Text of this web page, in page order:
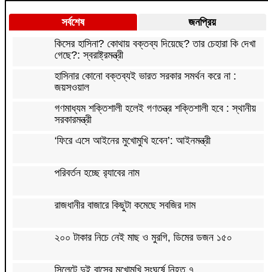
সর্বশেষ
জনপ্রিয়
কিসের হাসিনা? কোথায় বক্তব্য দিয়েছে? তার চেহারা কি দেখা
গেছে?: স্বরাষ্ট্রমন্ত্রী
হাসিনার কোনো বক্তব্যই ভারত সরকার সমর্থন করে না :
জয়সওয়াল
গণমাধ্যম শক্তিশালী হলেই গণতন্ত্র শক্তিশালী হবে : স্থানীয়
সরকারমন্ত্রী
‘ফিরে এসে আইনের মুখোমুখি হবেন’: আইনমন্ত্রী
পরিবর্তন হচ্ছে র‌্যাবের নাম
রাজধানীর বাজারে কিছুটা কমেছে সবজির দাম
২০০ টাকার নিচে নেই মাছ ও মুরগি, ডিমের ডজন ১৫০
সিলেটে দুই বাসের মুখোমুখি সংঘর্ষে নিহত ৭